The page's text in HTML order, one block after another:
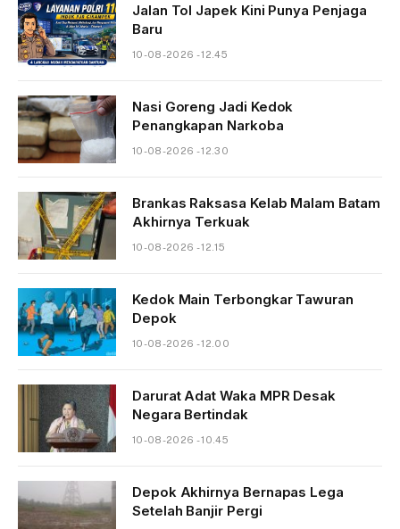
Jalan Tol Japek Kini Punya Penjaga
Baru
10-08-2026 - 12.45
Nasi Goreng Jadi Kedok
Penangkapan Narkoba
10-08-2026 - 12.30
Brankas Raksasa Kelab Malam Batam
Akhirnya Terkuak
10-08-2026 - 12.15
Kedok Main Terbongkar Tawuran
Depok
10-08-2026 - 12.00
Darurat Adat Waka MPR Desak
Negara Bertindak
10-08-2026 - 10.45
Depok Akhirnya Bernapas Lega
Setelah Banjir Pergi